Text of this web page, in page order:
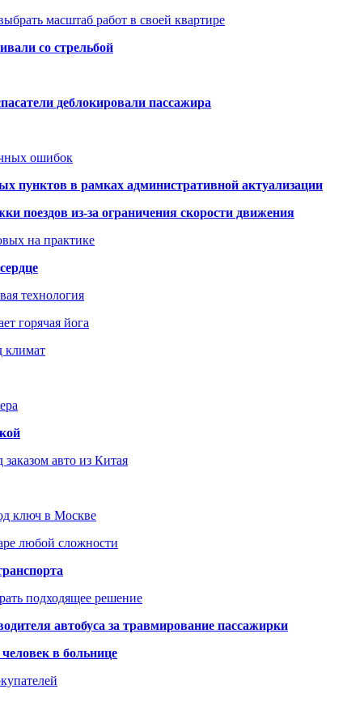
масштаб работ в своей квартире
со стрельбой
деблокировали пассажира
ошибок
пунктов в рамках административной актуализации
поездов из-за ограничения скорости движения
на практике
технология
горячая йога
климат
авто из Китая
ключ в Москве
любой сложности
подходящее решение
автобуса за травмирование пассажирки
в больнице